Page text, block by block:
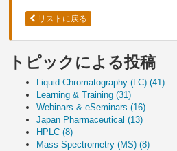
リストに戻る
トピックによる投稿
Liquid Chromatography (LC) (41)
Learning & Training (31)
Webinars & eSeminars (16)
Japan Pharmaceutical (13)
HPLC (8)
Mass Spectrometry (MS) (8)